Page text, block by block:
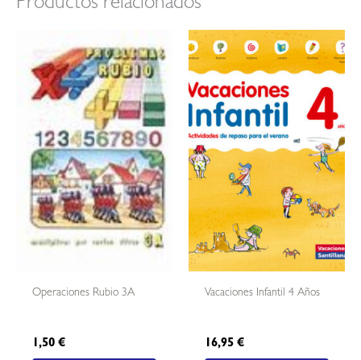
Productos relacionados
Operaciones Rubio 3A
1,50€
Vacaciones Infantil 4 Años
16,95€